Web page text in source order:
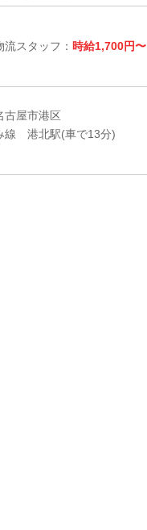
流スタッフ： 時給1,700円〜
古屋市港区
線 港北駅(車で13分)